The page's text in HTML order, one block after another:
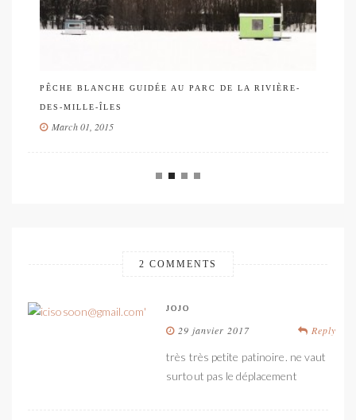
PÊCHE BLANCHE GUIDÉE AU PARC DE LA RIVIÈRE-
DES-MILLE-ÎLES
March 01, 2015
2 COMMENTS
JOJO
Reply
29 janvier 2017
très très petite patinoire. ne vaut
surtout pas le déplacement